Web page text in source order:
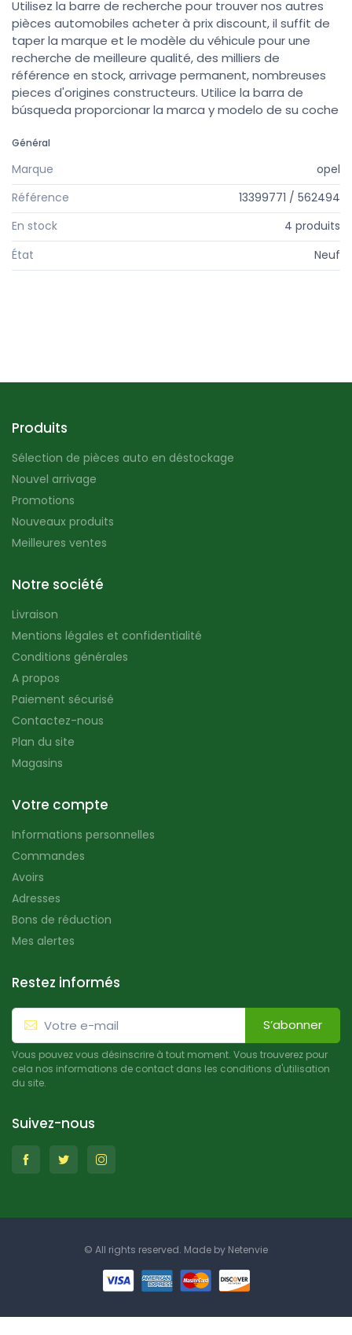
Utilisez la barre de recherche pour trouver nos autres
pièces automobiles acheter à prix discount, il suffit de
taper la marque et le modèle du véhicule pour une
recherche de meilleure qualité, des milliers de
référence en stock, arrivage permanent, nombreuses
pieces d'origines constructeurs. Utilice la barra de
búsqueda proporcionar la marca y modelo de su coche
Général
Marque
opel
Référence
13399771 / 562494
En stock
4 produits
État
Neuf
Produits
Sélection de pièces auto en déstockage
Nouvel arrivage
Promotions
Nouveaux produits
Meilleures ventes
Notre société
Livraison
Mentions légales et confidentialité
Conditions générales
A propos
Paiement sécurisé
Contactez-nous
Plan du site
Magasins
Votre compte
Informations personnelles
Commandes
Avoirs
Adresses
Bons de réduction
Mes alertes
Restez informés
S’abonner
Vous pouvez vous désinscrire à tout moment. Vous trouverez pour
cela nos informations de contact dans les conditions d'utilisation
du site.
Suivez-nous
© All rights reserved. Made by Netenvie